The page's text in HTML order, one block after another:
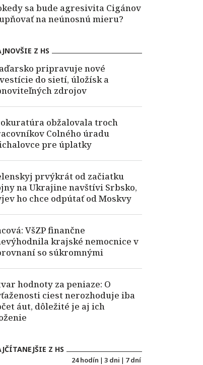
sa bude agresivita Cigánov
na neúnosnú mieru?
Z HS
pripravuje nové
do sietí, úložísk a
zdrojov
obžalovala troch
Colného úradu
pre úplatky
prvýkrát od začiatku
na Ukrajine navštívi Srbsko,
ho chce odpútať od Moskvy
VšZP finančne
krajské nemocnice v
so súkromnými
hodnoty za peniaze: O
ciest nerozhoduje iba
áut, dôležité je aj ich
Z HS
24 hodín | 3 dni | 7 dní